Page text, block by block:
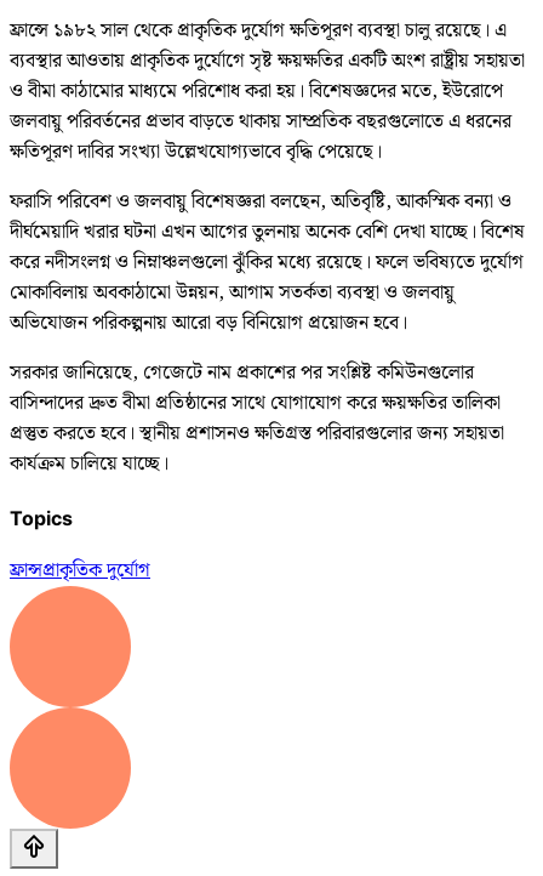
ফ্রান্সে ১৯৮২ সাল থেকে প্রাকৃতিক দুর্যোগ ক্ষতিপূরণ ব্যবস্থা চালু রয়েছে। এ
ব্যবস্থার আওতায় প্রাকৃতিক দুর্যোগে সৃষ্ট ক্ষয়ক্ষতির একটি অংশ রাষ্ট্রীয় সহায়তা
ও বীমা কাঠামোর মাধ্যমে পরিশোধ করা হয়। বিশেষজ্ঞদের মতে, ইউরোপে
জলবায়ু পরিবর্তনের প্রভাব বাড়তে থাকায় সাম্প্রতিক বছরগুলোতে এ ধরনের
ক্ষতিপূরণ দাবির সংখ্যা উল্লেখযোগ্যভাবে বৃদ্ধি পেয়েছে।
ফরাসি পরিবেশ ও জলবায়ু বিশেষজ্ঞরা বলছেন, অতিবৃষ্টি, আকস্মিক বন্যা ও
দীর্ঘমেয়াদি খরার ঘটনা এখন আগের তুলনায় অনেক বেশি দেখা যাচ্ছে। বিশেষ
করে নদীসংলগ্ন ও নিম্নাঞ্চলগুলো ঝুঁকির মধ্যে রয়েছে। ফলে ভবিষ্যতে দুর্যোগ
মোকাবিলায় অবকাঠামো উন্নয়ন, আগাম সতর্কতা ব্যবস্থা ও জলবায়ু
অভিযোজন পরিকল্পনায় আরো বড় বিনিয়োগ প্রয়োজন হবে।
সরকার জানিয়েছে, গেজেটে নাম প্রকাশের পর সংশ্লিষ্ট কমিউনগুলোর
বাসিন্দাদের দ্রুত বীমা প্রতিষ্ঠানের সাথে যোগাযোগ করে ক্ষয়ক্ষতির তালিকা
প্রস্তুত করতে হবে। স্থানীয় প্রশাসনও ক্ষতিগ্রস্ত পরিবারগুলোর জন্য সহায়তা
কার্যক্রম চালিয়ে যাচ্ছে।
Topics
ফ্রান্সপ্রাকৃতিক দুর্যোগ